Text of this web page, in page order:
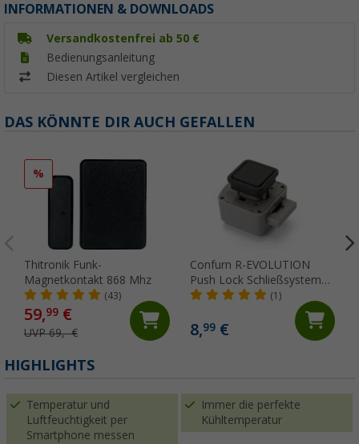
INFORMATIONEN & DOWNLOADS
Versandkostenfrei ab 50 €
Bedienungsanleitung
Diesen Artikel vergleichen
DAS KÖNNTE DIR AUCH GEFALLEN
%
Thitronik Funk-
Magnetkontakt 868 Mhz
(43)
59,99 €
UVP 69,- €
Confurn R-EVOLUTION
Push Lock Schließsystem
CV schwarz
(1)
8,99€
HIGHLIGHTS
Temperatur und
Luftfeuchtigkeit per
Smartphone messen
Immer die perfekte
Kühltemperatur